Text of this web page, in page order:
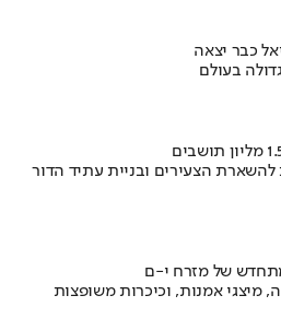
כבר יצאה
בעולם
להשארת הצעירים ובניית עתיד הדור
של מזרח י-ם
מיצגי אמנות, וכיכרות משופצות